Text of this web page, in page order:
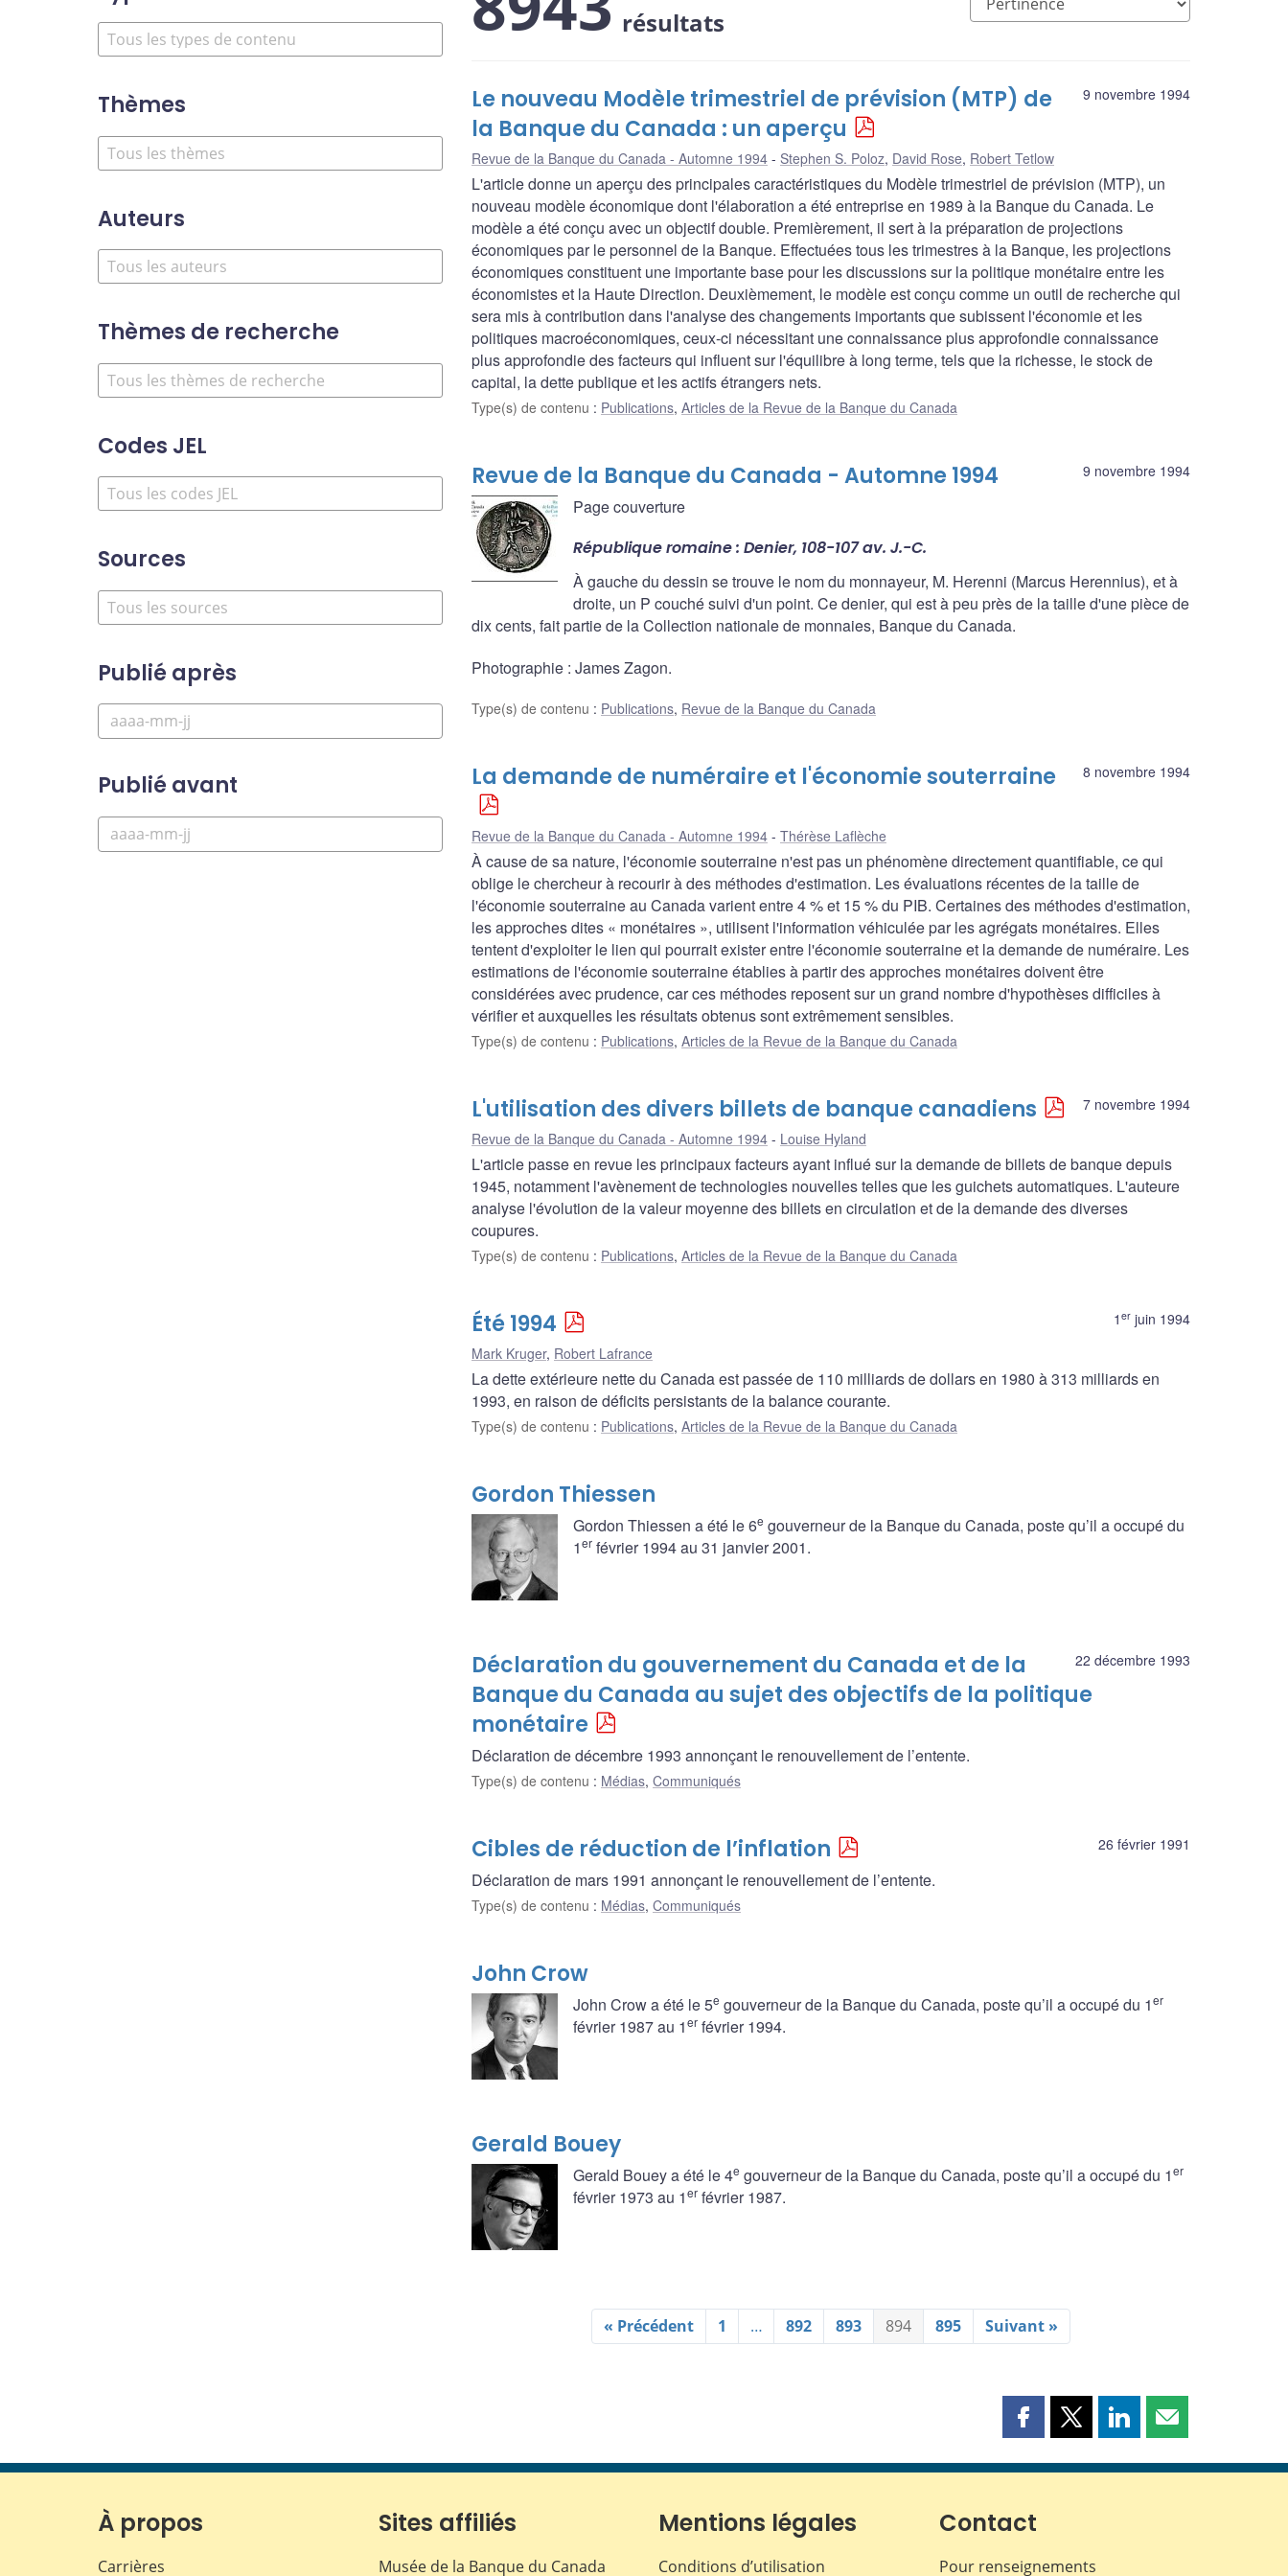
Thèmes
Auteurs
Thèmes de recherche
Codes JEL
Sources
Publié après
Publié avant
résultats
9 novembre 1994
Le nouveau Modèle trimestriel de prévision (MTP) de
la Banque du Canada : un aperçu
Revue de la Banque du Canada - Automne 1994 Stephen S. Poloz, David Rose, Robert Tetlow
L'article donne un aperçu des principales caractéristiques du Modèle trimestriel de prévision (MTP), un
nouveau modèle économique dont l'élaboration a été entreprise en 1989 à la Banque du Canada. Le
modèle a été conçu avec un objectif double. Premièrement, il sert à la préparation de projections
économiques par le personnel de la Banque. Effectuées tous les trimestres à la Banque, les projections
économiques constituent une importante base pour les discussions sur la politique monétaire entre les
économistes et la Haute Direction. Deuxièmement, le modèle est conçu comme un outil de recherche qui
sera mis à contribution dans l'analyse des changements importants que subissent l'économie et les
politiques macroéconomiques, ceux-ci nécessitant une connaissance plus approfondie connaissance
plus approfondie des facteurs qui influent sur l'équilibre à long terme, tels que la richesse, le stock de
capital, la dette publique et les actifs étrangers nets.
Type(s) de contenu : Publications, Articles de la Revue de la Banque du Canada
9 novembre 1994
Revue de la Banque du Canada - Automne 1994
Page couverture
République romaine : Denier, 108-107 av. J.-C.
À gauche du dessin se trouve le nom du monnayeur, M. Herenni (Marcus Herennius), et à
droite, un P couché suivi d'un point. Ce denier, qui est à peu près de la taille d'une pièce de
dix cents, fait partie de la Collection nationale de monnaies, Banque du Canada.
Photographie : James Zagon.
Type(s) de contenu : Publications, Revue de la Banque du Canada
8 novembre 1994
La demande de numéraire et l'économie souterraine
Revue de la Banque du Canada - Automne 1994 Thérèse Laflèche
À cause de sa nature, l'économie souterraine n'est pas un phénomène directement quantifiable, ce qui
oblige le chercheur à recourir à des méthodes d'estimation. Les évaluations récentes de la taille de
l'économie souterraine au Canada varient entre 4 % et 15 % du PIB. Certaines des méthodes d'estimation,
les approches dites « monétaires », utilisent l'information véhiculée par les agrégats monétaires. Elles
tentent d'exploiter le lien qui pourrait exister entre l'économie souterraine et la demande de numéraire. Les
estimations de l'économie souterraine établies à partir des approches monétaires doivent être
considérées avec prudence, car ces méthodes reposent sur un grand nombre d'hypothèses difficiles à
vérifier et auxquelles les résultats obtenus sont extrêmement sensibles.
Type(s) de contenu : Publications, Articles de la Revue de la Banque du Canada
7 novembre 1994
L'utilisation des divers billets de banque canadiens
Revue de la Banque du Canada - Automne 1994 Louise Hyland
L'article passe en revue les principaux facteurs ayant influé sur la demande de billets de banque depuis
1945, notamment l'avènement de technologies nouvelles telles que les guichets automatiques. L'auteure
analyse l'évolution de la valeur moyenne des billets en circulation et de la demande des diverses
coupures.
Type(s) de contenu : Publications, Articles de la Revue de la Banque du Canada
1 er juin 1994
Été 1994
Mark Kruger, Robert Lafrance
La dette extérieure nette du Canada est passée de 110 milliards de dollars en 1980 à 313 milliards en
1993, en raison de déficits persistants de la balance courante.
Type(s) de contenu : Publications, Articles de la Revue de la Banque du Canada
Gordon Thiessen
Gordon Thiessen a été le 6e gouverneur de la Banque du Canada, poste qu’il a occupé du
1er février 1994 au 31 janvier 2001.
22 décembre 1993
Déclaration du gouvernement du Canada et de la
Banque du Canada au sujet des objectifs de la politique
monétaire
Déclaration de décembre 1993 annonçant le renouvellement de l’entente.
Type(s) de contenu : Médias, Communiqués
26 février 1991
Cibles de réduction de l’inflation
Déclaration de mars 1991 annonçant le renouvellement de l’entente.
Type(s) de contenu : Médias, Communiqués
John Crow
John Crow a été le 5e gouverneur de la Banque du Canada, poste qu’il a occupé du 1er
février 1987 au 1er février 1994.
Gerald Bouey
Gerald Bouey a été le 4e gouverneur de la Banque du Canada, poste qu’il a occupé du 1er
février 1973 au 1er février 1987.
« Précédent 1 … 892 893 894 895 Suivant »
Partager
page
Facebook
Partager
page
Partager
page
Partager
page
À propos
Carrières
Sites affiliés
Musée de la Banque du Canada
Mentions légales
Conditions d’utilisation
Contact
Pour renseignements